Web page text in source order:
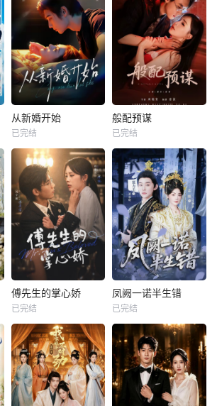
从新婚开始
已完结
般配预谋
已完结
傅先生的掌心娇
已完结
凤阙一诺半生错
已完结